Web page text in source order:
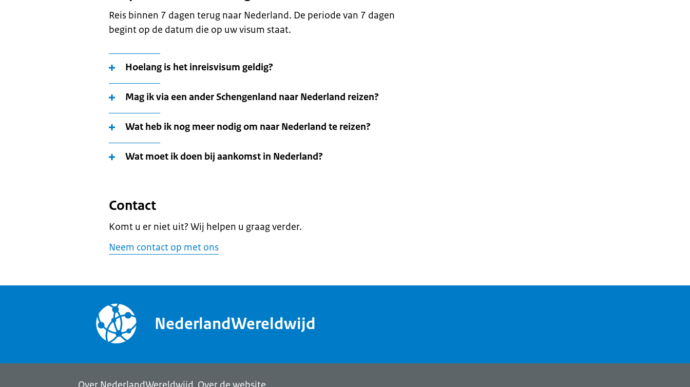
Reis binnen 7 dagen terug naar Nederland. De periode van 7 dagen
begint op de datum die op uw visum staat.
Hoelang is het inreisvisum geldig?
Mag ik via een ander Schengenland naar Nederland reizen?
Wat heb ik nog meer nodig om naar Nederland te reizen?
Wat moet ik doen bij aankomst in Nederland?
Contact
Komt u er niet uit? Wij helpen u graag verder.
Neem contact op met ons
NederlandWereldwijd